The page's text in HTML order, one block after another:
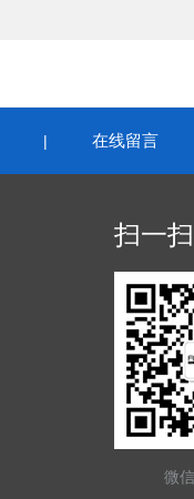
| 在线留言
扫一扫
微